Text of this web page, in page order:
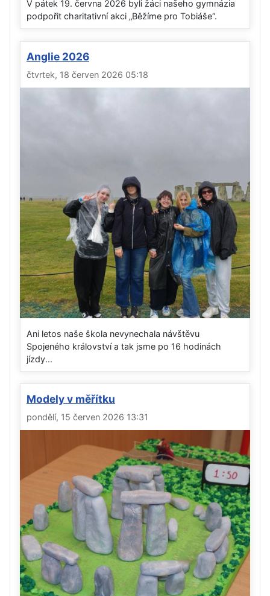
V pátek 19. června 2026 byli žáci našeho gymnázia
podpořit charitativní akci „Běžíme pro Tobiáše“.
Anglie 2026
čtvrtek, 18 červen 2026 05:18
Ani letos naše škola nevynechala návštěvu
Spojeného království a tak jsme po 16 hodinách
jízdy...
Modely v měřítku
pondělí, 15 červen 2026 13:31